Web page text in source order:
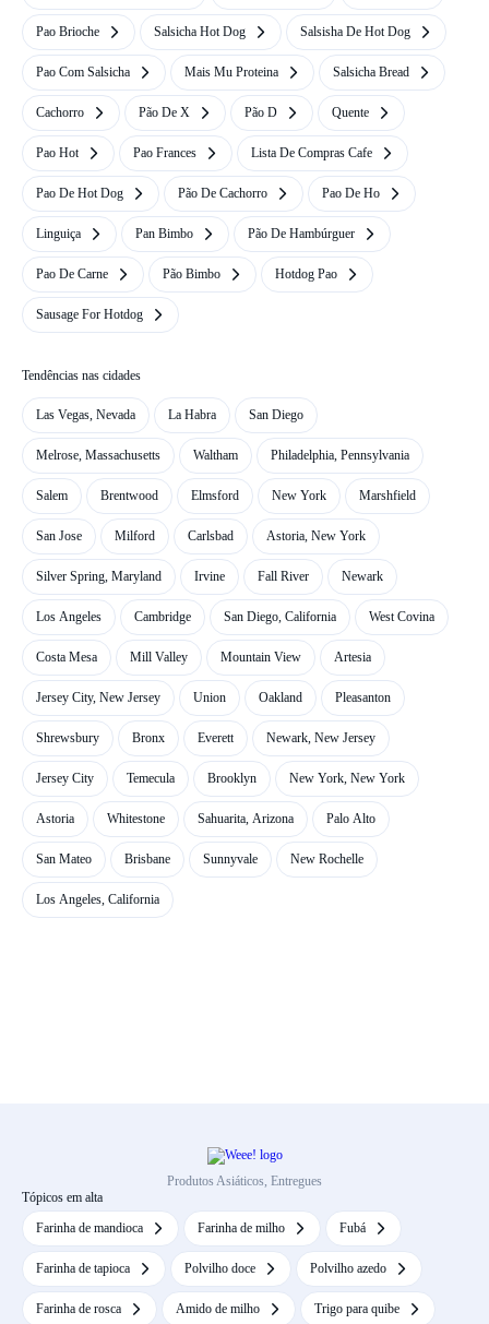
Pao Brioche Salsicha Hot Dog Salsisha De Hot Dog
Pao Com Salsicha Mais Mu Proteina Salsicha Bread
Cachorro Pão De X Pão D Quente
Pao Hot Pao Frances Lista De Compras Cafe
Pao De Hot Dog Pão De Cachorro Pao De Ho
Linguiça Pan Bimbo Pão De Hambúrguer
Pao De Carne Pão Bimbo Hotdog Pao
Sausage For Hotdog
Tendências nas cidades
Las Vegas, Nevada La Habra San Diego
Melrose, Massachusetts Waltham Philadelphia, Pennsylvania
Salem Brentwood Elmsford New York Marshfield
San Jose Milford Carlsbad Astoria, New York
Silver Spring, Maryland Irvine Fall River Newark
Los Angeles Cambridge San Diego, California West Covina
Costa Mesa Mill Valley Mountain View Artesia
Jersey City, New Jersey Union Oakland Pleasanton
Shrewsbury Bronx Everett Newark, New Jersey
Jersey City Temecula Brooklyn New York, New York
Astoria Whitestone Sahuarita, Arizona Palo Alto
San Mateo Brisbane Sunnyvale New Rochelle
Los Angeles, California
Produtos Asiáticos, Entregues
Tópicos em alta
Farinha de mandioca
Farinha de milho Fubá
Farinha de tapioca Polvilho doce Polvilho azedo
Farinha de rosca Amido de milho Trigo para quibe